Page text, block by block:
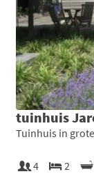
tuinhuis
Tuinhuis in
4 2